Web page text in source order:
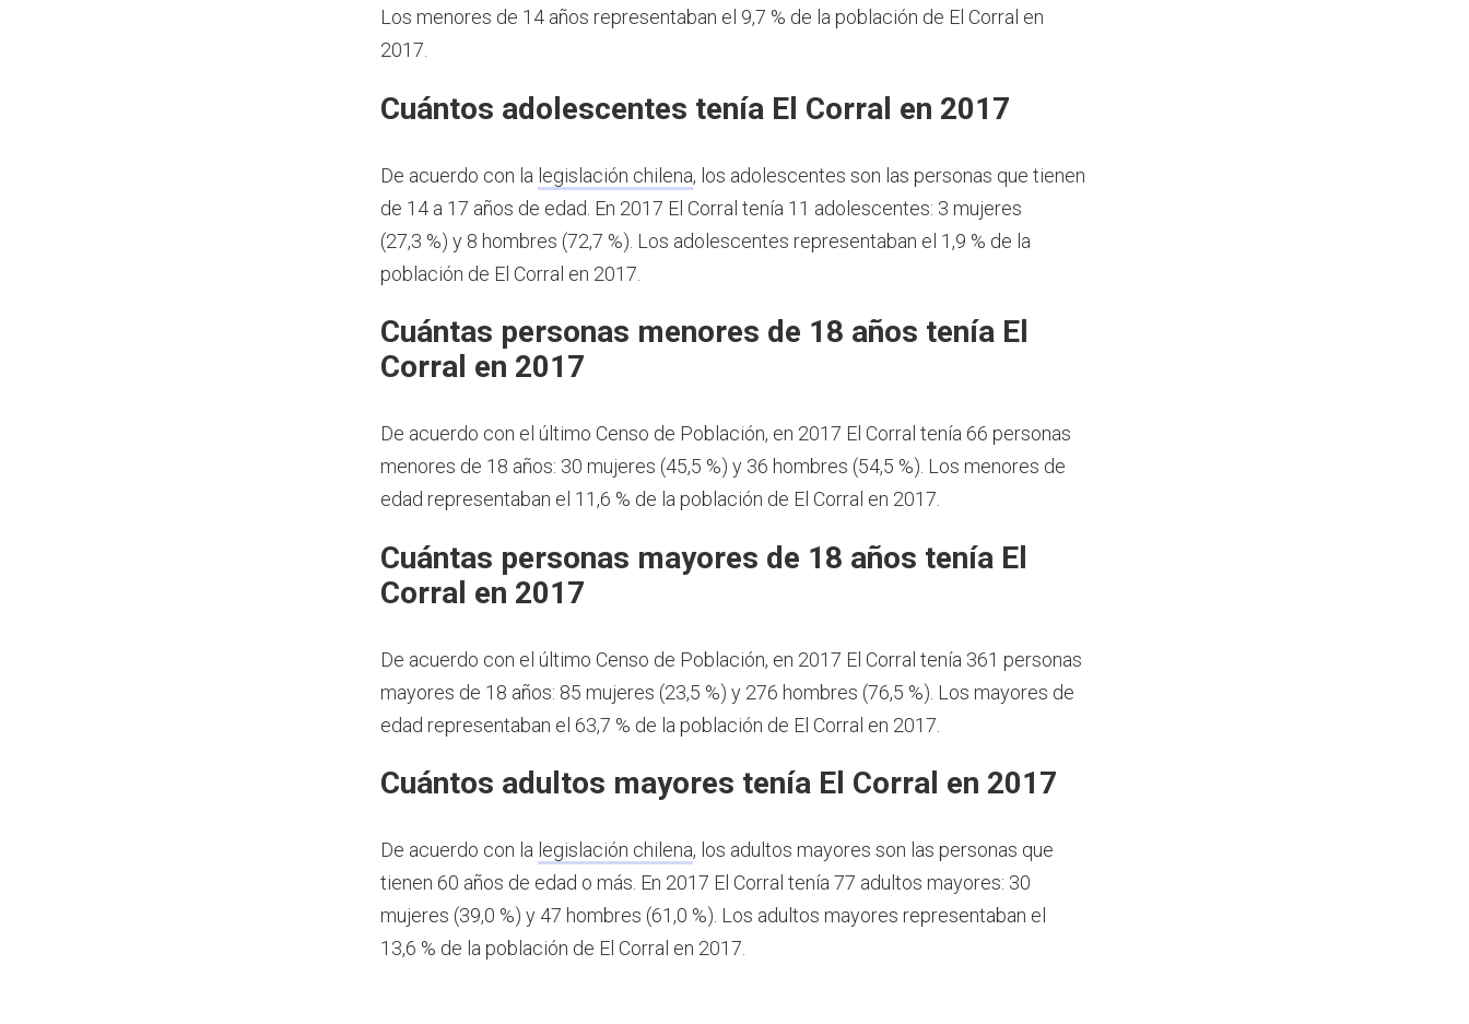
Los menores de 14 años representaban el 9,7 % de la población de El Corral en
2017.
Cuántos adolescentes tenía El Corral en 2017
De acuerdo con la legislación chilena, los adolescentes son las personas que tienen
de 14 a 17 años de edad. En 2017 El Corral tenía 11 adolescentes: 3 mujeres
(27,3 %) y 8 hombres (72,7 %). Los adolescentes representaban el 1,9 % de la
población de El Corral en 2017.
Cuántas personas menores de 18 años tenía El
Corral en 2017
De acuerdo con el último Censo de Población, en 2017 El Corral tenía 66 personas
menores de 18 años: 30 mujeres (45,5 %) y 36 hombres (54,5 %). Los menores de
edad representaban el 11,6 % de la población de El Corral en 2017.
Cuántas personas mayores de 18 años tenía El
Corral en 2017
De acuerdo con el último Censo de Población, en 2017 El Corral tenía 361 personas
mayores de 18 años: 85 mujeres (23,5 %) y 276 hombres (76,5 %). Los mayores de
edad representaban el 63,7 % de la población de El Corral en 2017.
Cuántos adultos mayores tenía El Corral en 2017
De acuerdo con la legislación chilena, los adultos mayores son las personas que
tienen 60 años de edad o más. En 2017 El Corral tenía 77 adultos mayores: 30
mujeres (39,0 %) y 47 hombres (61,0 %). Los adultos mayores representaban el
13,6 % de la población de El Corral en 2017.